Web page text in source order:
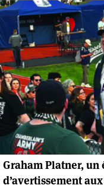
Graham Platner,
d’avertissement